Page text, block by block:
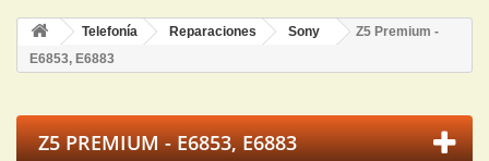
Telefonía Reparaciones Sony
Z5 Premium -
E6853, E6883
Z5 PREMIUM - E6853, E6883